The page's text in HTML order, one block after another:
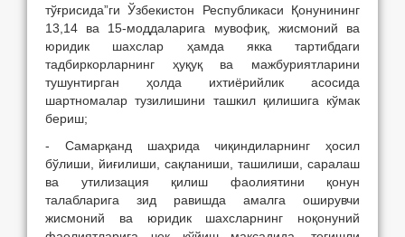
тўғрисида”ги Ўзбекистон Республикаси Қонунининг
13,14 ва 15-моддаларига мувофиқ, жисмоний ва
юридик шахслар ҳамда якка тартибдаги
тадбиркорларнинг ҳуқуқ ва мажбуриятларини
тушунтирган ҳолда ихтиёрийлик асосида
шартномалар тузилишини ташкил қилишига кўмак
бериш;
- Самарқанд шаҳрида чиқиндиларнинг ҳосил
бўлиши, йиғилиши, сақланиши, ташилиши, саралаш
ва утилизация қилиш фаолиятини қонун
талабларига зид равишда амалга оширувчи
жисмоний ва юридик шахсларнинг ноқонуний